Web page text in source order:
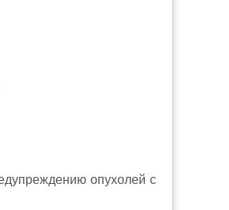
опухолей с